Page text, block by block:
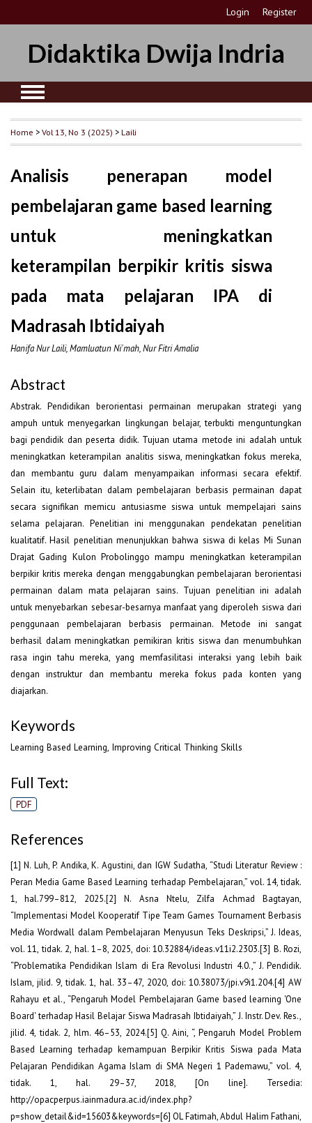
Login Register
Didaktika Dwija Indria
Home >Vol 13, No 3 (2025) >Laili
Analisis penerapan model
pembelajaran game based learning
untuk meningkatkan
keterampilan berpikir kritis siswa
pada mata pelajaran IPA di
Madrasah Ibtidaiyah
Hanifa Nur Laili, Mamluatun Ni'mah, Nur Fitri Amalia
Abstract
Abstrak. Pendidikan berorientasi permainan merupakan strategi yang
ampuh untuk menyegarkan lingkungan belajar, terbukti menguntungkan
bagi pendidik dan peserta didik. Tujuan utama metode ini adalah untuk
meningkatkan keterampilan analitis siswa, meningkatkan fokus mereka,
dan membantu guru dalam menyampaikan informasi secara efektif.
Selain itu, keterlibatan dalam pembelajaran berbasis permainan dapat
secara signifikan memicu antusiasme siswa untuk mempelajari sains
selama pelajaran. Penelitian ini menggunakan pendekatan penelitian
kualitatif. Hasil penelitian menunjukkan bahwa siswa di kelas Mi Sunan
Drajat Gading Kulon Probolinggo mampu meningkatkan keterampilan
berpikir kritis mereka dengan menggabungkan pembelajaran berorientasi
permainan dalam mata pelajaran sains. Tujuan penelitian ini adalah
untuk menyebarkan sebesar-besarnya manfaat yang diperoleh siswa dari
penggunaan pembelajaran berbasis permainan. Metode ini sangat
berhasil dalam meningkatkan pemikiran kritis siswa dan menumbuhkan
rasa ingin tahu mereka, yang memfasilitasi interaksi yang lebih baik
dengan instruktur dan membantu mereka fokus pada konten yang
diajarkan.
Keywords
Learning Based Learning, Improving Critical Thinking Skills
Full Text:
PDF
References
[1] N. Luh, P. Andika, K. Agustini, dan IGW Sudatha, “Studi Literatur Review :
Peran Media Game Based Learning terhadap Pembelajaran,” vol. 14, tidak.
1, hal.799–812, 2025.[2] N. Asna Ntelu, Zilfa Achmad Bagtayan,
“Implementasi Model Kooperatif Tipe Team Games Tournament Berbasis
Media Wordwall dalam Pembelajaran Menyusun Teks Deskripsi,” J. Ideas,
vol. 11, tidak. 2, hal. 1–8, 2025, doi: 10.32884/ideas.v11i2.2303.[3] B. Rozi,
“Problematika Pendidikan Islam di Era Revolusi Industri 4.0.,” J. Pendidik.
Islam, jilid. 9, tidak. 1, hal. 33–47, 2020, doi: 10.38073/jpi.v9i1.204.[4] AW
Rahayu et al., “Pengaruh Model Pembelajaran Game based learning 'One
Board' terhadap Hasil Belajar Siswa Madrasah Ibtidaiyah,” J. Instr. Dev. Res.,
jilid. 4, tidak. 2, hlm. 46–53, 2024.[5] Q. Aini, “, Pengaruh Model Problem
Based Learning terhadap kemampuan Berpikir Kritis Siswa pada Mata
Pelajaran Pendidikan Agama Islam di SMA Negeri 1 Pademawu,” vol. 4,
tidak. 1, hal. 29–37, 2018, [On line]. Tersedia:
http://opacperpus.iainmadura.ac.id/index.php?
p=show_detail&id=15603&keywords=[6] OL Fatimah, Abdul Halim Fathani,